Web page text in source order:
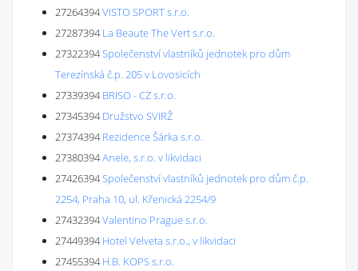
27264394VISTO SPORT s.r.o.
27287394 La Beaute The Vert s.r.o.
27322394Společenství vlastníků jednotek pro dům
Terezínská č.p. 205 v Lovosicích
27339394 BRISO - CZ s.r.o.
27345394 Družstvo SVIRŽ
27374394 Rezidence Šárka s.r.o.
27380394Anele, s.r.o. v likvidaci
27426394Společenství vlastníků jednotek pro dům č.p.
2254, Praha 10, ul. Křenická 2254/9
27432394Valentino Prague s.r.o.
27449394 Hotel Velveta s.r.o., v likvidaci
27455394 H.B. KOPS s.r.o.